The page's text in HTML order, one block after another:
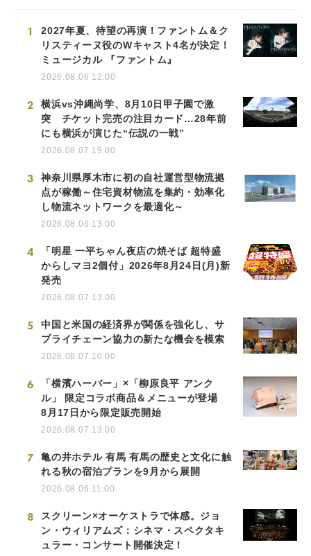
1
2027年夏、待望の再演！ファントム＆ク
リスティーヌ役のWキャスト4名が決定！
ミュージカル 『ファントム』
2026.08.06 12:00
2
横浜vs沖縄尚学、8月10日甲子園で激
突 チケット完売の注目カード…28年前
にも横浜が演じた“伝説の一戦”
2026.08.07 19:00
3
神奈川県厚木市に初の自社運営型物流拠
点が稼働～住宅資材物流を集約・効率化
し物流ネットワークを最適化～
2026.08.06 13:00
4
「明星 一平ちゃん夜店の焼そば 超特盛
からしマヨ2個付」2026年8月24日(月)新
発売
2026.08.07 13:00
5
中国と米国の経済界が関係を強化し、サ
プライチェーン協力の新たな機会を模索
2026.08.07 10:00
6
「横濱ハーバー」×「柳原良平 アンク
ル」 限定コラボ商品＆メニューが登場
8月17日から限定販売開始
2026.08.07 13:00
7
亀の井ホテル 有馬 有馬の歴史と文化に触
れる秋の宿泊プランを9月から展開
2026.08.06 11:00
8
スクリーン×オーケストラで体感。ジョ
ン・ウィリアムズ：シネマ・スペクタキ
ュラー・コンサート開催決定！